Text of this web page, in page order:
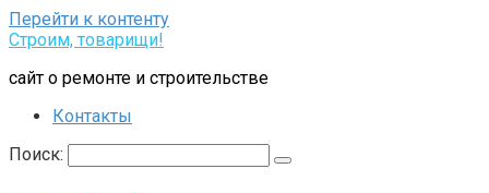
Перейти к контенту
Строим, товарищи!
сайт о ремонте и строительстве
Контакты
Поиск: